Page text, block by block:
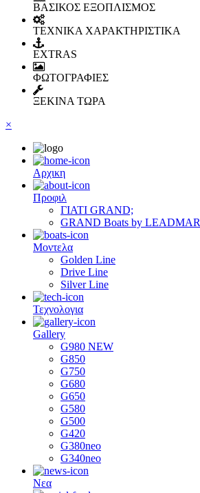
ΒΑΣΙΚΟΣ ΕΞΟΠΛΙΣΜΟΣ
ΤΕΧΝΙΚΑ ΧΑΡΑΚΤΗΡΙΣΤΙΚΑ
EXTRAS
ΦΩΤΟΓΡΑΦΙΕΣ
ΞΕΚΙΝΑ ΤΩΡΑ
×
Αρχικη
Προφιλ
ΓΙΑΤΙ GRAND;
GRAND Boats by LEADMAR
Μοντελα
Golden Line
Drive Line
Silver Line
Τεχνολογια
Gallery
G980 NEW
G850
G750
G680
G650
G580
G500
G420
G380neo
G340neo
Νεα